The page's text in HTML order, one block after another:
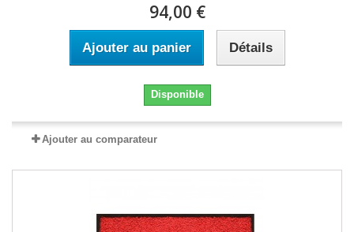
94,00 €
Ajouter au panier Détails
Disponible
Ajouter au comparateur